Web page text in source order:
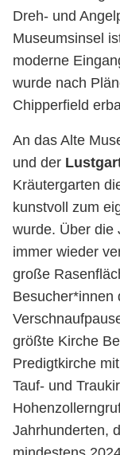
Dreh- und
Museumsinsel
moderne
wurde nach
Chipperfield
An das Alte
und der
Kräutergarten
kunstvoll zum
wurde. Über die
immer wieder
große
Besucher*innen
größte Kirche
Predigtkirche
Tauf- und
Jahrhunderten,